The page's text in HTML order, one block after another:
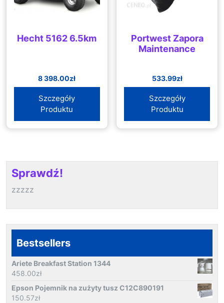
Hecht 5162 6.5km
8 398.00zł
Szczegóły
Produktu
Portwest Zapora
Maintenance
533.99zł
Szczegóły
Produktu
Sprawdź!
zzzzz
Bestsellers
Ariete Breakfast Station 1344
458.00zł
Epson Pojemnik na zużyty tusz C12C890191
150.57zł